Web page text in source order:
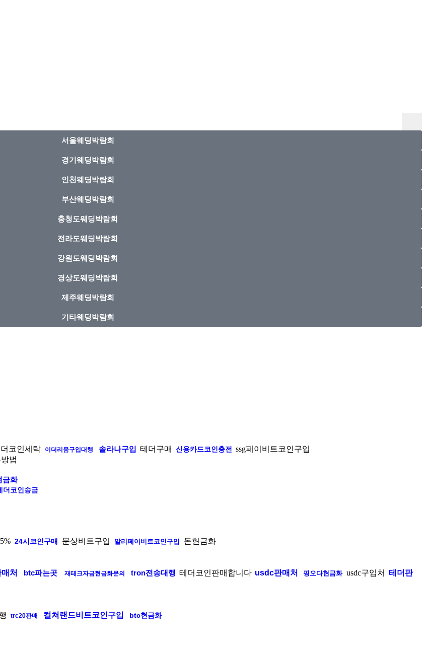
서울웨딩박람회
경기웨딩박람회
인천웨딩박람회
부산웨딩박람회
충청도웨딩박람회
전라도웨딩박람회
강원도웨딩박람회
경상도웨딩박람회
제주웨딩박람회
기타웨딩박람회
코인세탁 이더리움구입대행 솔라나구입 테더구매 신용카드코인충전 ssg페이비트코인구입
법
금화
더코인송금
24시코인구매 문상비트구입 알리페이비트코인구입 돈현금화
처 btc파는곳 재테크자금현금화문의 tron전송대행 테더코인판매합니다 usdc판매처 핑오다현금화 usdc구입처 테더판
trc20판매 컬쳐랜드비트코인구입 btc현금화